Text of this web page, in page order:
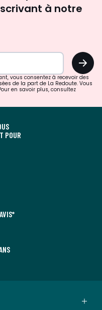
à notre
OK
vous consentez à recevoir des
de la part de La Redoute. Vous
en savoir plus, consultez
POUR